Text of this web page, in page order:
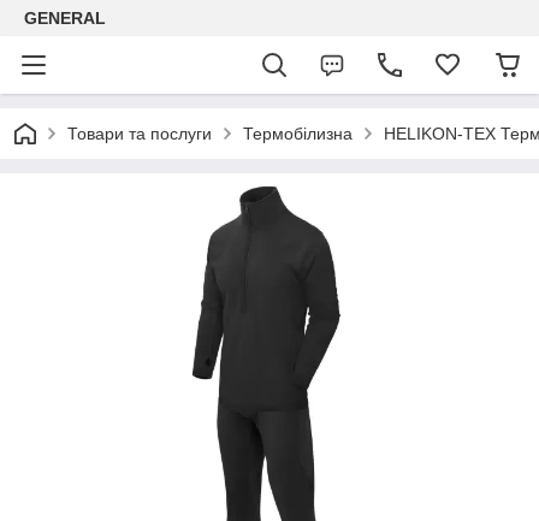
GENERAL
Товари та послуги Термобілизна HELIKON-TEX